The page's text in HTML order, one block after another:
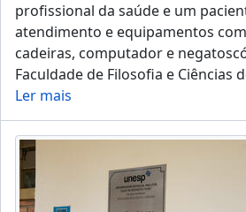
profissional da saúde e um
atendimento e equipamentos
cadeiras, computador e
Faculdade de Filosofia e Ciências
Ler mais